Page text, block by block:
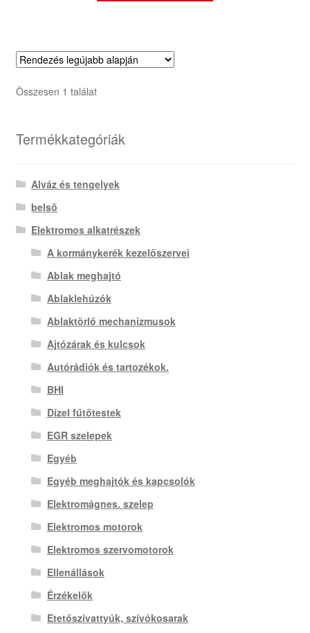
Összesen 1 találat
Termékkategóriák
Alváz és tengelyek
belső
Elektromos alkatrészek
A kormánykerék kezelőszervei
Ablak meghajtó
Ablaklehúzók
Ablaktörlő mechanizmusok
Ajtózárak és kulcsok
Autórádiók és tartozékok.
BHI
Dízel fűtőtestek
EGR szelepek
Egyéb
Egyéb meghajtók és kapcsolók
Elektromágnes. szelep
Elektromos motorok
Elektromos szervomotorok
Ellenállások
Érzékelők
Etetőszivattyúk, szívókosarak